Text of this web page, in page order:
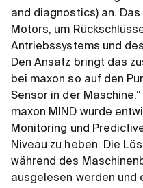
and diagnostics) an.
Motors, um
Antriebssystems und
Den Ansatz bringt das
bei maxon so auf den
Sensor in der Maschine.“
maxon MIND wurde
Monitoring und
Niveau zu heben. Die
während des
ausgelesen werden und